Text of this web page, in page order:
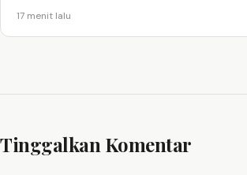
17 menit lalu
Tinggalkan Komentar